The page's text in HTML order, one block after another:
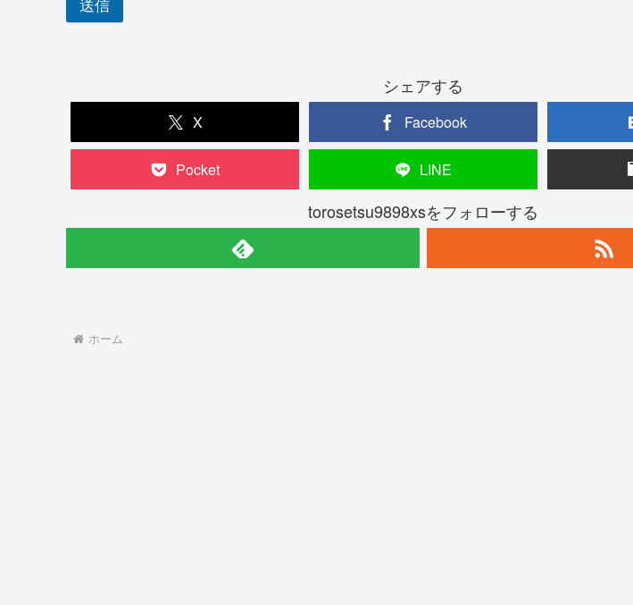
シェアする
X Facebook
Pocket LINE
torosetsu9898xsをフォローする
ホーム